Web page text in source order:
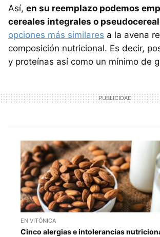
Así, en su reemplazo podemos
cereales integrales o
opciones más similares a la avena
composición nutricional. Es decir,
y proteínas así como un mínimo de
EN VITÓNICA
Cinco alergias e intolerancias